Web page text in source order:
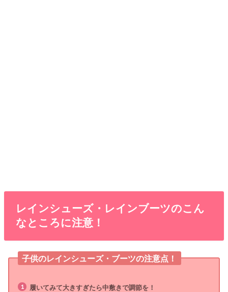
レインシューズ・レインブーツのこん
なところに注意！
子供のレインシューズ・ブーツの注意点！
履いてみて大きすぎたら中敷きで調節を！